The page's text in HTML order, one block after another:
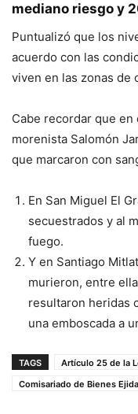
mediano riesgo y
Puntualizó que los
acuerdo con las
viven en las zonas de
Cabe recordar que
morenista Salomón
que marcaron con
En San Miguel El
secuestrados y al
fuego.
Y en Santiago
murieron, entre
resultaron heridas
una emboscada a
TAGS
Artículo 25 de la
Comisariado de Bienes